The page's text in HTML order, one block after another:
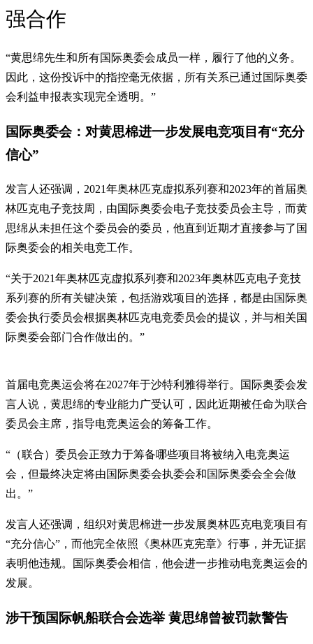
强合作
“黄思绵先生和所有国际奥委会成员一样，履行了他的义务。
因此，这份投诉中的指控毫无依据，所有关系已通过国际奥委
会利益申报表实现完全透明。”
国际奥委会：对黄思棉进一步发展电竞项目有“充分
信心”
发言人还强调，2021年奥林匹克虚拟系列赛和2023年的首届奥
林匹克电子竞技周，由国际奥委会电子竞技委员会主导，而黄
思绵从未担任这个委员会的委员，他直到近期才直接参与了国
际奥委会的相关电竞工作。
“关于2021年奥林匹克虚拟系列赛和2023年奥林匹克电子竞技
系列赛的所有关键决策，包括游戏项目的选择，都是由国际奥
委会执行委员会根据奥林匹克电竞委员会的提议，并与相关国
际奥委会部门合作做出的。”
首届电竞奥运会将在2027年于沙特利雅得举行。国际奥委会发
言人说，黄思绵的专业能力广受认可，因此近期被任命为联合
委员会主席，指导电竞奥运会的筹备工作。
“（联合）委员会正致力于筹备哪些项目将被纳入电竞奥运
会，但最终决定将由国际奥委会执委会和国际奥委会全会做
出。”
发言人还强调，组织对黄思棉进一步发展奥林匹克电竞项目有
“充分信心”，而他完全依照《奥林匹克宪章》行事，并无证据
表明他违规。国际奥委会相信，他会进一步推动电竞奥运会的
发展。
涉干预国际帆船联合会选举 黄思绵曾被罚款警告